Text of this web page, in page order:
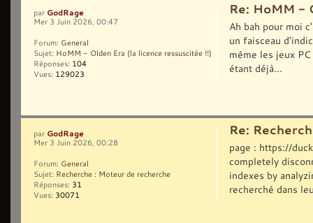
Re: HoMM -
Ah bah pour moi
un faisceau
même les jeux
étant déjà...
par GodRage
Mer 3 Juin 2026, 00:47
Forum: General
Sujet: HoMM - Olden Era (la licence ressuscitée !!)
Réponses: 104
Vues: 129023
Re:
page : https://
completely
indexes by
recherché dans
par GodRage
Mer 3 Juin 2026, 00:28
Forum: General
Sujet: Recherche : Moteur de recherche
Réponses: 31
Vues: 30071